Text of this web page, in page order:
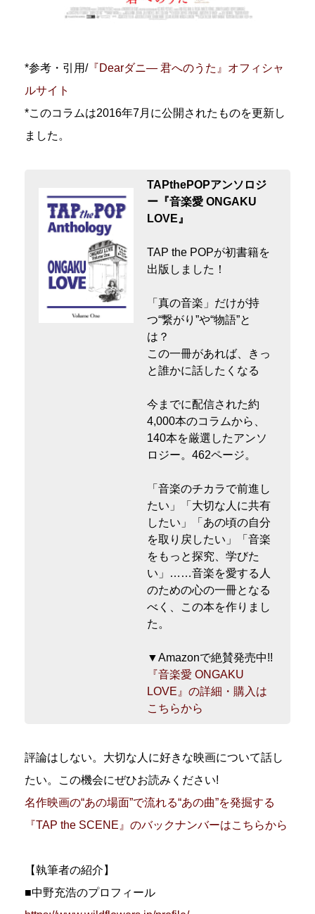
*参考・引用/『Dearダニ― 君へのうた』オフィシャ
ルサイト
*このコラムは2016年7月に公開されたものを更新し
ました。
TAPthePOPアンソロジ
ー『音楽愛 ONGAKU
LOVE』
TAP the POPが初書籍を
出版しました！
「真の音楽」だけが持
つ“繋がり”や“物語”と
は？
この一冊があれば、きっ
と誰かに話したくなる
今までに配信された約
4,000本のコラムから、
140本を厳選したアンソ
ロジー。462ページ。
「音楽のチカラで前進し
たい」「大切な人に共有
したい」「あの頃の自分
を取り戻したい」「音楽
をもっと探究、学びた
い」……音楽を愛する人
のための心の一冊となる
べく、この本を作りまし
た。
▼Amazonで絶賛発売中!!
『音楽愛 ONGAKU
LOVE』の詳細・購入は
こちらから
評論はしない。大切な人に好きな映画について話し
たい。この機会にぜひお読みください!
名作映画の“あの場面”で流れる“あの曲”を発掘する
『TAP the SCENE』のバックナンバーはこちらから
【執筆者の紹介】
■中野充浩のプロフィール